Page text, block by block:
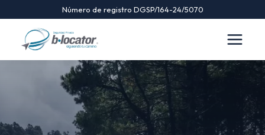
Número de registro DGSP/164-24/5070